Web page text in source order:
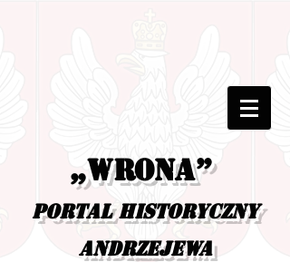
„Wrona”
portal historyczny
Andrzejewa